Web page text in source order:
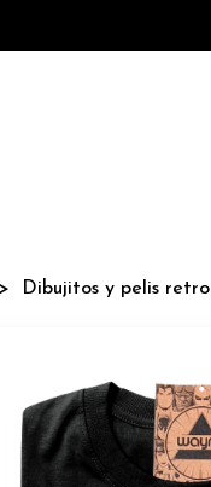
Dibujitos y pelis retro